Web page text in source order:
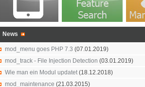
News
mod_menu goes PHP 7.3 (07.01.2019)
mod_track - File Injection Detection (03.01.2019)
Wie man ein Modul updatet(18.12.2018)
mod_maintenance (21.03.2015)